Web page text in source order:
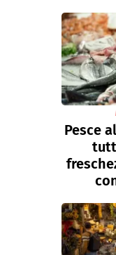
Pesce